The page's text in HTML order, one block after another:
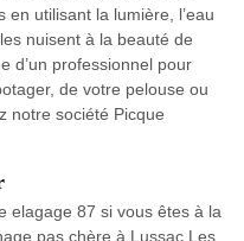
utilisant la lumière, l’eau
nuisent à la beauté de
d’un professionnel pour
de votre pelouse ou
notre société Picque
elagage 87 si vous êtes à la
pas chère à Lussac Les